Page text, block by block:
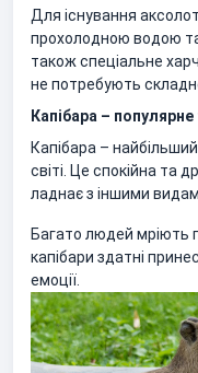
Для існування
прохолодною водою
також спеціальне
не потребують
Капібара –
Капібара –
світі. Це спокійна та
ладнає з іншими
Багато людей мріють
капібари здатні
емоції.